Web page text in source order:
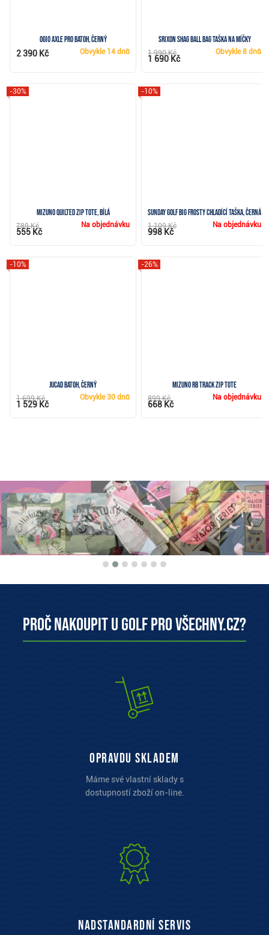
Ogio Axle Pro batoh, černý
Obvykle 14 dnů
2 390 Kč
Srixon Shag Ball Bag taška na míčky
Obvykle8 dnů
1 990 Kč
1 690 Kč
Mizuno Quilted Zip Tote, bílá
-30%
Na objednávku
789 Kč
555 Kč
Sunday Golf Big Frosty chladící taška, černá
-10%
Na objednávku
1 109 Kč
998 Kč
JuCad batoh, černý
-10%
Obvykle30 dnů
1 699 Kč
1 529 Kč
Mizuno RB Track Zip Tote
-26%
Na objednávku
899 Kč
668 Kč
Proč nakoupit u Golf pro všechny.cz?
opravdu skladem
Máme své vlastní sklady s
dostupností zboží on-line.
Nadstandardní servis